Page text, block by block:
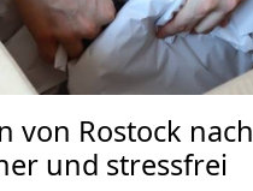
von Rostock nach
und stressfrei